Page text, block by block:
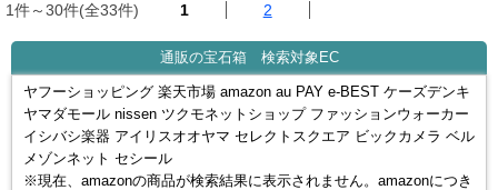
1件～30件(全33件) 1 2
通販の宝石箱 検索対象EC
ヤフーショッピング 楽天市場 amazon au PAY e-BEST ケーズデンキ
ヤマダモール nissen ツクモネットショップ ファッションウォーカー
イシバシ楽器 アイリスオオヤマ セレクトスクエア ビックカメラ ベル
メゾンネット セシール
※現在、amazonの商品が検索結果に表示されません。amazonにつき